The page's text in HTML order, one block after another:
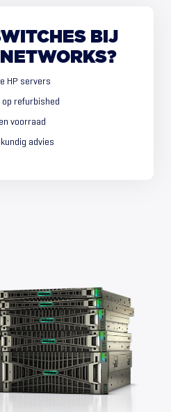
BIJ
NETWORKS?
HP servers
refurbished
voorraad
advies